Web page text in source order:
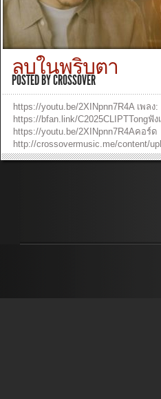
Chorus:แค่เปิดหัวใจ ต้อนรับพระเยซู
หวัง ที่เปลี่ยนชีวิตเธอได้ Chorus:มีข
ยิ่งใหญ่เปิดประตูให้ชีวิตใหม่ ลืมเรื่อง
เจอรักที่ใจเคยตามหา เมื่อมีพระเยซูเ
เดินจากไป Verse2:เธอจะได้เจอคว
นิรันดร์ยิ่งใหญ่ในพระองค์ Lastline:ลอ
ไป
หรือร่วมสนับสนุนพันธกิจ crossover...
ลบในพริบตา
POSTED BYCROSSOVER
https://youtu.be/2XINpnn7R4A เพล
https://bfan.link/C2025CLIPTTongฟัง
https://youtu.be/2XINpnn7R4Aคอร์ด
http://crossovermusic.me/content/
Music ProductionProducer:
Photography: Tanyaporn Luang-